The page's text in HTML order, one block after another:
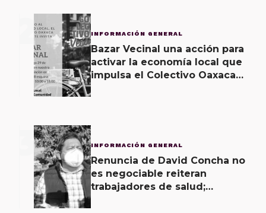
2 INFORMACIÓN GENERAL
Bazar Vecinal una acción para
activar la economía local que
impulsa el Colectivo Oaxaca
3 INFORMACIÓN GENERAL
Renuncia de David Concha no
es negociable reiteran
trabajadores de salud;